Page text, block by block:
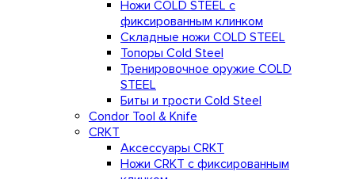
Ножи COLD STEEL с
фиксированным клинком
Складные ножи COLD STEEL
Топоры Cold Steel
Тренировочное оружие COLD
STEEL
Биты и трости Cold Steel
Condor Tool & Knife
CRKT
Аксессуары CRKT
Ножи CRKT с фиксированным